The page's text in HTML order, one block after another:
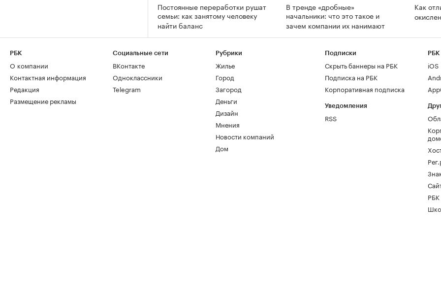
Постоянные переработки рушат
семьи: как занятому человеку
найти баланс
В тренде «дробные»
начальники: что это такое и
зачем компании их нанимают
Как
РБК
О компании
Контактная информация
Редакция
Размещение рекламы
Социальные сети
ВКонтакте
Одноклассники
Telegram
Рубрики
Жилье
Город
Загород
Деньги
Дизайн
Мнения
Новости компаний
Дом
Подписки
Скрыть баннеры на РБК
Подписка на РБК
Корпоративная подписка
Уведомления
RSS
РБК
iOS